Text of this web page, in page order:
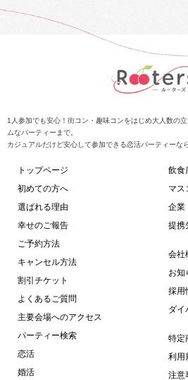
1人参加でも安心！街コン・趣味コンをはじめ大人数の
ムなパーティーまで。
カジュアルだけど安心して参加できる恋活パーティーな
トップページ
初めての方へ
選ばれる理由
幸せのご報告
ご予約方法
キャンセル方法
割引チケット
よくあるご質問
主要会場へのアクセス
パーティー検索
恋活
婚活
飲食
マス
企業
提携
会社
お知
採用
ダイ
特定
利用
注意